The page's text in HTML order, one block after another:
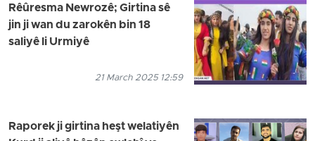
Rêûresma Newrozê; Girtina sê
jin ji wan du zarokên bin 18
saliyê li Urmiyê
21 March 2025 12:59
Raporek ji girtina heşt welatiyên